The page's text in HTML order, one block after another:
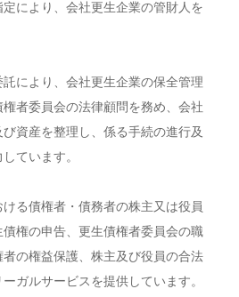
により、会社更生企業の管財人を
により、会社更生企業の保全管理
者委員会の法律顧問を務め、会社
資産を整理し、係る手続の進行及
ています。
る債権者・債務者の株主又は役員
権の申告、更生債権者委員会の職
の権益保護、株主及び役員の合法
ガルサービスを提供しています。